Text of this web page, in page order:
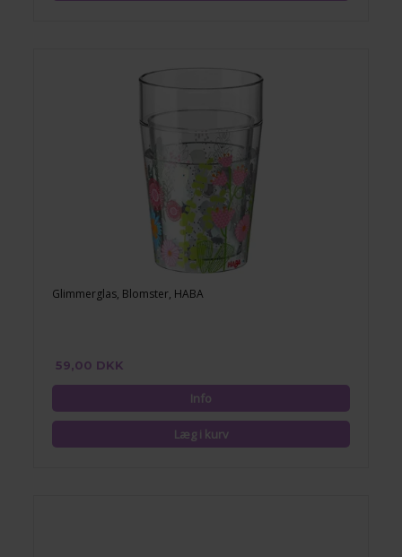
Glimmerglas, Blomster, HABA
59,00 DKK